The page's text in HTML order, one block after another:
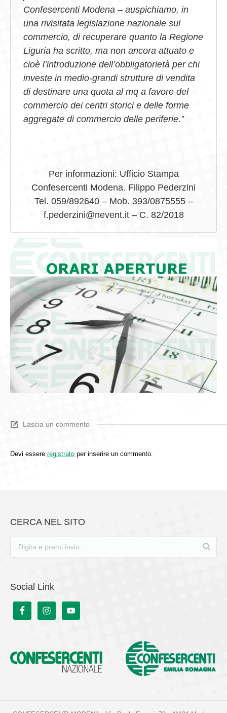
Confesercenti Modena – auspichiamo, in
una rivisitata legislazione nazionale sul
commercio, di recuperare quanto la Regione
Liguria ha scritto, ma non ancora attuato e
cioè l’introduzione dell’obbligatorietà per chi
investe in medio-grandi strutture di vendita
di destinare una quota al mq a favore del
commercio dei centri storici e delle forme
aggregate di commercio delle periferie.”
Per informazioni: Ufficio Stampa
Confesercenti Modena. Filippo Pederzini
Tel. 059/892640 – Mob. 393/0875555 –
f.pederzini@nevent.it – C. 82/2018
Lascia un commento
Devi essere registrato per inserire un commento.
CERCA NEL SITO
Social Link